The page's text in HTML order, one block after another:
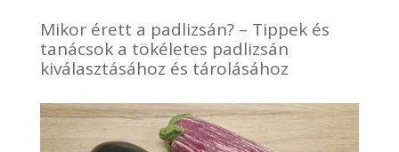
Mikor érett a padlizsán? – Tippek és
tanácsok a tökéletes padlizsán
kiválasztásához és tárolásához